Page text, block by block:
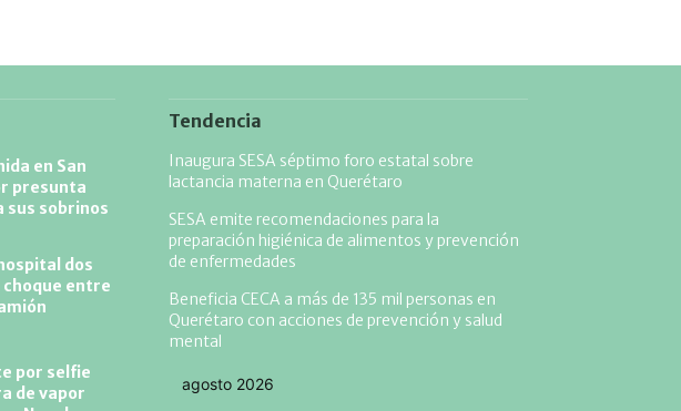
en San
presunta
sus sobrinos
dos
choque entre
por selfie
de vapor
Tendencia
Inaugura SESA séptimo foro estatal sobre
lactancia materna en Querétaro
SESA emite recomendaciones para la
preparación higiénica de alimentos y prevención
de enfermedades
Beneficia CECA a más de 135 mil personas en
Querétaro con acciones de prevención y salud
mental
agosto 2026